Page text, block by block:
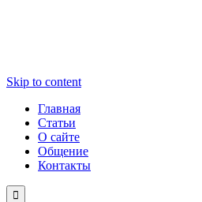
Skip to content
Главная
Статьи
О сайте
Общение
Контакты
